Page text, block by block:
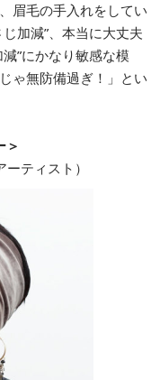
眉毛の手入れをしてい
加減”、本当に大丈夫
”にかなり敏感な模
ゃ無防備過ぎ！」とい
＞
ティスト）